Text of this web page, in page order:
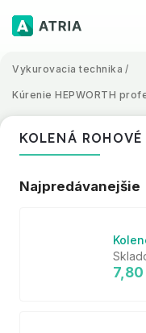
Vykurovacia technika /
Kúrenie HEPWORTH
KOLENÁ ROHOVÉ
Najpredávanejšie
7,80